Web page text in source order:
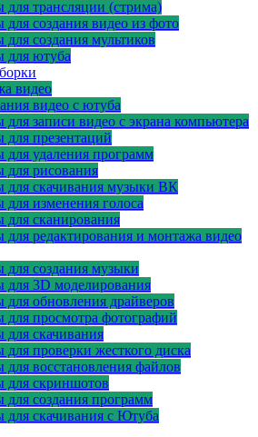
трансляции (стрима)
создания видео из фото
создания мультиков
для ютуба
видео
видео с ютуба
записи видео с экрана компьютера
презентаций
удаления программ
рисования
для скачивания музыки ВК
изменения голоса
сканирования
редактирования и монтажа видео
создания музыки
3D моделирования
обновления драйверов
просмотра фотографий
скачивания
проверки жесткого диска
восстановления файлов
для скриншотов
создания программ
скачивания с Ютуба